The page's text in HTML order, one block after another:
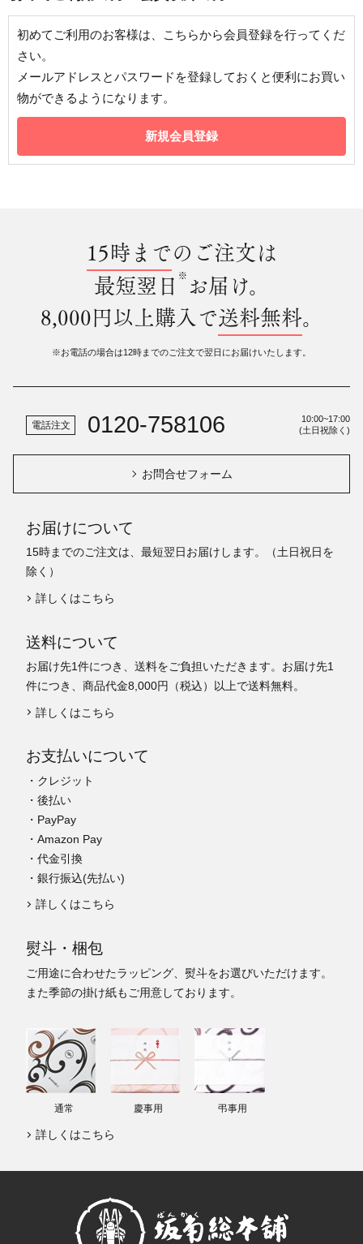
初めてご利用のお客様は、こちらから会員登録を行ってくだ
さい。
メールアドレスとパスワードを登録しておくと便利にお買い
物ができるようになります。
15時までのご注文は
最短翌日 ※ お届け。
8,000円以上購入で送料無料。
※お電話の場合は12時までのご注文で翌日にお届けいたします。
電話注文 0120-758106
10:00~17:00
(土日祝除く)
お問合せフォーム
お届けについて
15時までのご注文は、最短翌日お届けします。（土日祝日を
除く）
詳しくはこちら
送料について
お届け先1件につき、送料をご負担いただきます。お届け先1
件につき、商品代金8,000円（税込）以上で送料無料。
詳しくはこちら
お支払いについて
・クレジット
・後払い
・PayPay
・Amazon Pay
・代金引換
・銀行振込(先払い)
詳しくはこちら
熨斗・梱包
ご用途に合わせたラッピング、熨斗をお選びいただけます。
また季節の掛け紙もご用意しております。
通常 慶事用 弔事用
詳しくはこちら